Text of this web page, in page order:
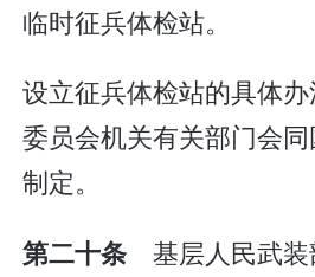
临时征兵体检站。
设立征兵体检站的具体
委员会机关有关部门会
制定。
第二十条 基层人民武装